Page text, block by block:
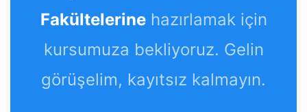
Fakültelerinehazırlamak için
kursumuza bekliyoruz. Gelin
görüşelim, kayıtsız kalmayın.